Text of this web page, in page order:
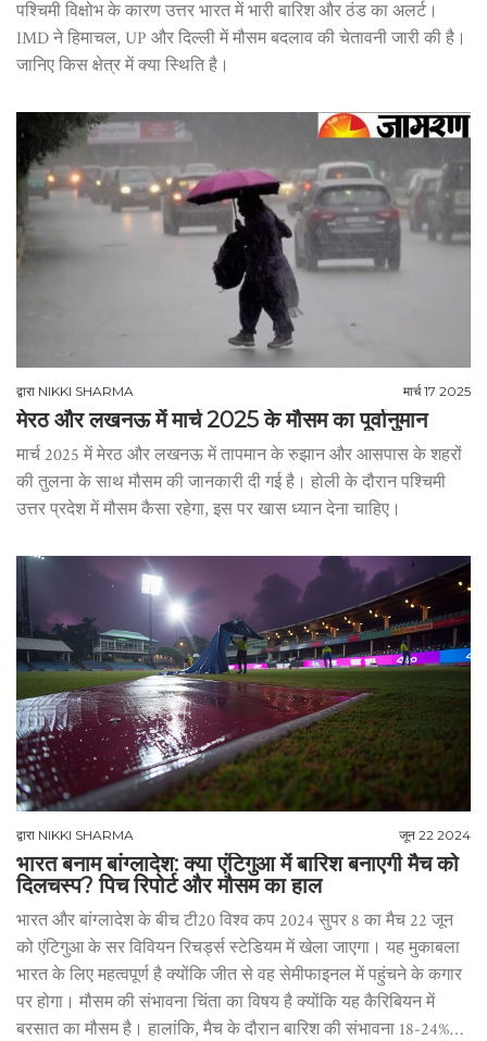
पश्चिमी विक्षोभ के कारण उत्तर भारत में भारी बारिश और ठंड का अलर्ट।
IMD ने हिमाचल, UP और दिल्ली में मौसम बदलाव की चेतावनी जारी की है।
जानिए किस क्षेत्र में क्या स्थिति है।
द्वारा NIKKI SHARMA मार्च 17 2025
मेरठ और लखनऊ में मार्च 2025 के मौसम का पूर्वानुमान
मार्च 2025 में मेरठ और लखनऊ में तापमान के रुझान और आसपास के शहरों
की तुलना के साथ मौसम की जानकारी दी गई है। होली के दौरान पश्चिमी
उत्तर प्रदेश में मौसम कैसा रहेगा, इस पर खास ध्यान देना चाहिए।
द्वारा NIKKI SHARMA जून 22 2024
भारत बनाम बांग्लादेश: क्या एंटिगुआ में बारिश बनाएगी मैच को
दिलचस्प? पिच रिपोर्ट और मौसम का हाल
भारत और बांग्लादेश के बीच टी20 विश्व कप 2024 सुपर 8 का मैच 22 जून
को एंटिगुआ के सर विवियन रिचर्ड्स स्टेडियम में खेला जाएगा। यह मुकाबला
भारत के लिए महत्वपूर्ण है क्योंकि जीत से वह सेमीफाइनल में पहुंचने के कगार
पर होगा। मौसम की संभावना चिंता का विषय है क्योंकि यह कैरिबियन में
बरसात का मौसम है। हालांकि, मैच के दौरान बारिश की संभावना 18-24%